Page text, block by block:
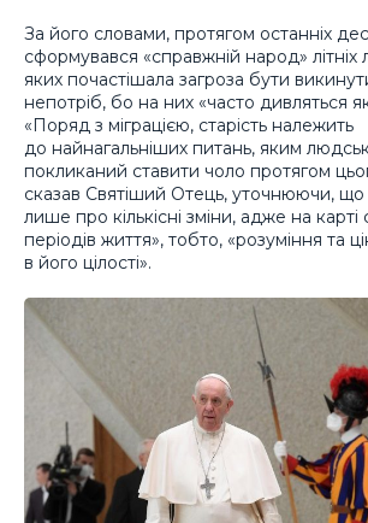
За його словами, протягом останніх
сформувався «справжній народ»
яких почастішала загроза бути
непотріб, бо на них «часто дивляться
«Поряд з міграцією, старість належить
до найнагальніших питань, яким
покликаний ставити чоло протягом
сказав Святіший Отець, уточнюючи, що
лише про кількісні зміни, адже на карті
періодів життя», тобто, «розуміння та
в його цілості».